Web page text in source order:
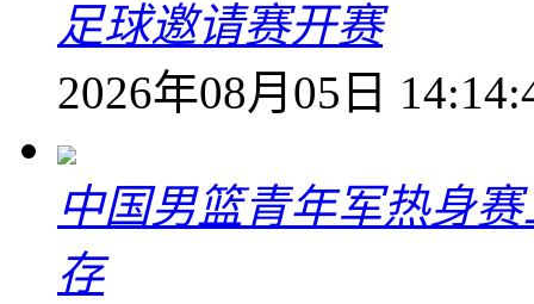
足球邀请赛开赛
2026年08月05日
中国男篮青年军热身
存